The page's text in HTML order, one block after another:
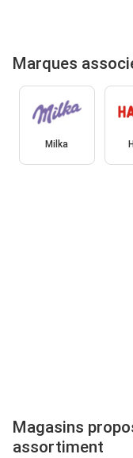
Marques
Milka
Magasins
assortiment